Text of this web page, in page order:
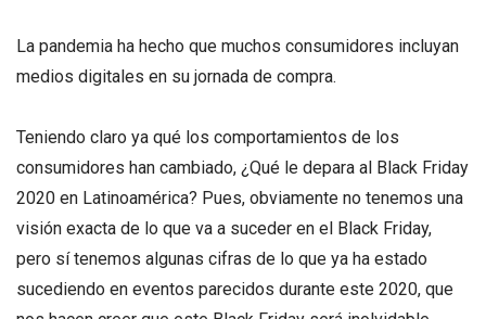
La pandemia ha hecho que muchos consumidores incluyan
medios digitales en su jornada de compra.
Teniendo claro ya qué los comportamientos de los
consumidores han cambiado, ¿Qué le depara al Black Friday
2020 en Latinoamérica? Pues, obviamente no tenemos una
visión exacta de lo que va a suceder en el Black Friday,
pero sí tenemos algunas cifras de lo que ya ha estado
sucediendo en eventos parecidos durante este 2020, que